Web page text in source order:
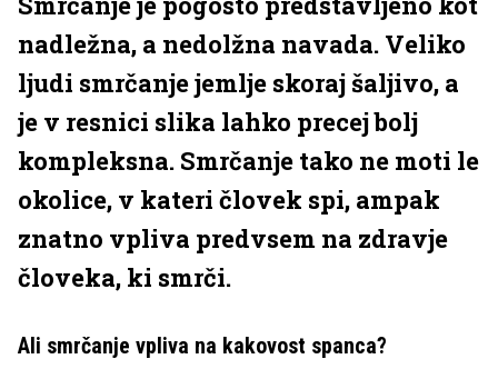
nadležna, a nedolžna navada. Veliko
ljudi smrčanje jemlje skoraj šaljivo, a
je v resnici slika lahko precej bolj
kompleksna. Smrčanje tako ne moti le
okolice, v kateri človek spi, ampak
znatno vpliva predvsem na zdravje
človeka, ki smrči.
Ali smrčanje vpliva na kakovost spanca?